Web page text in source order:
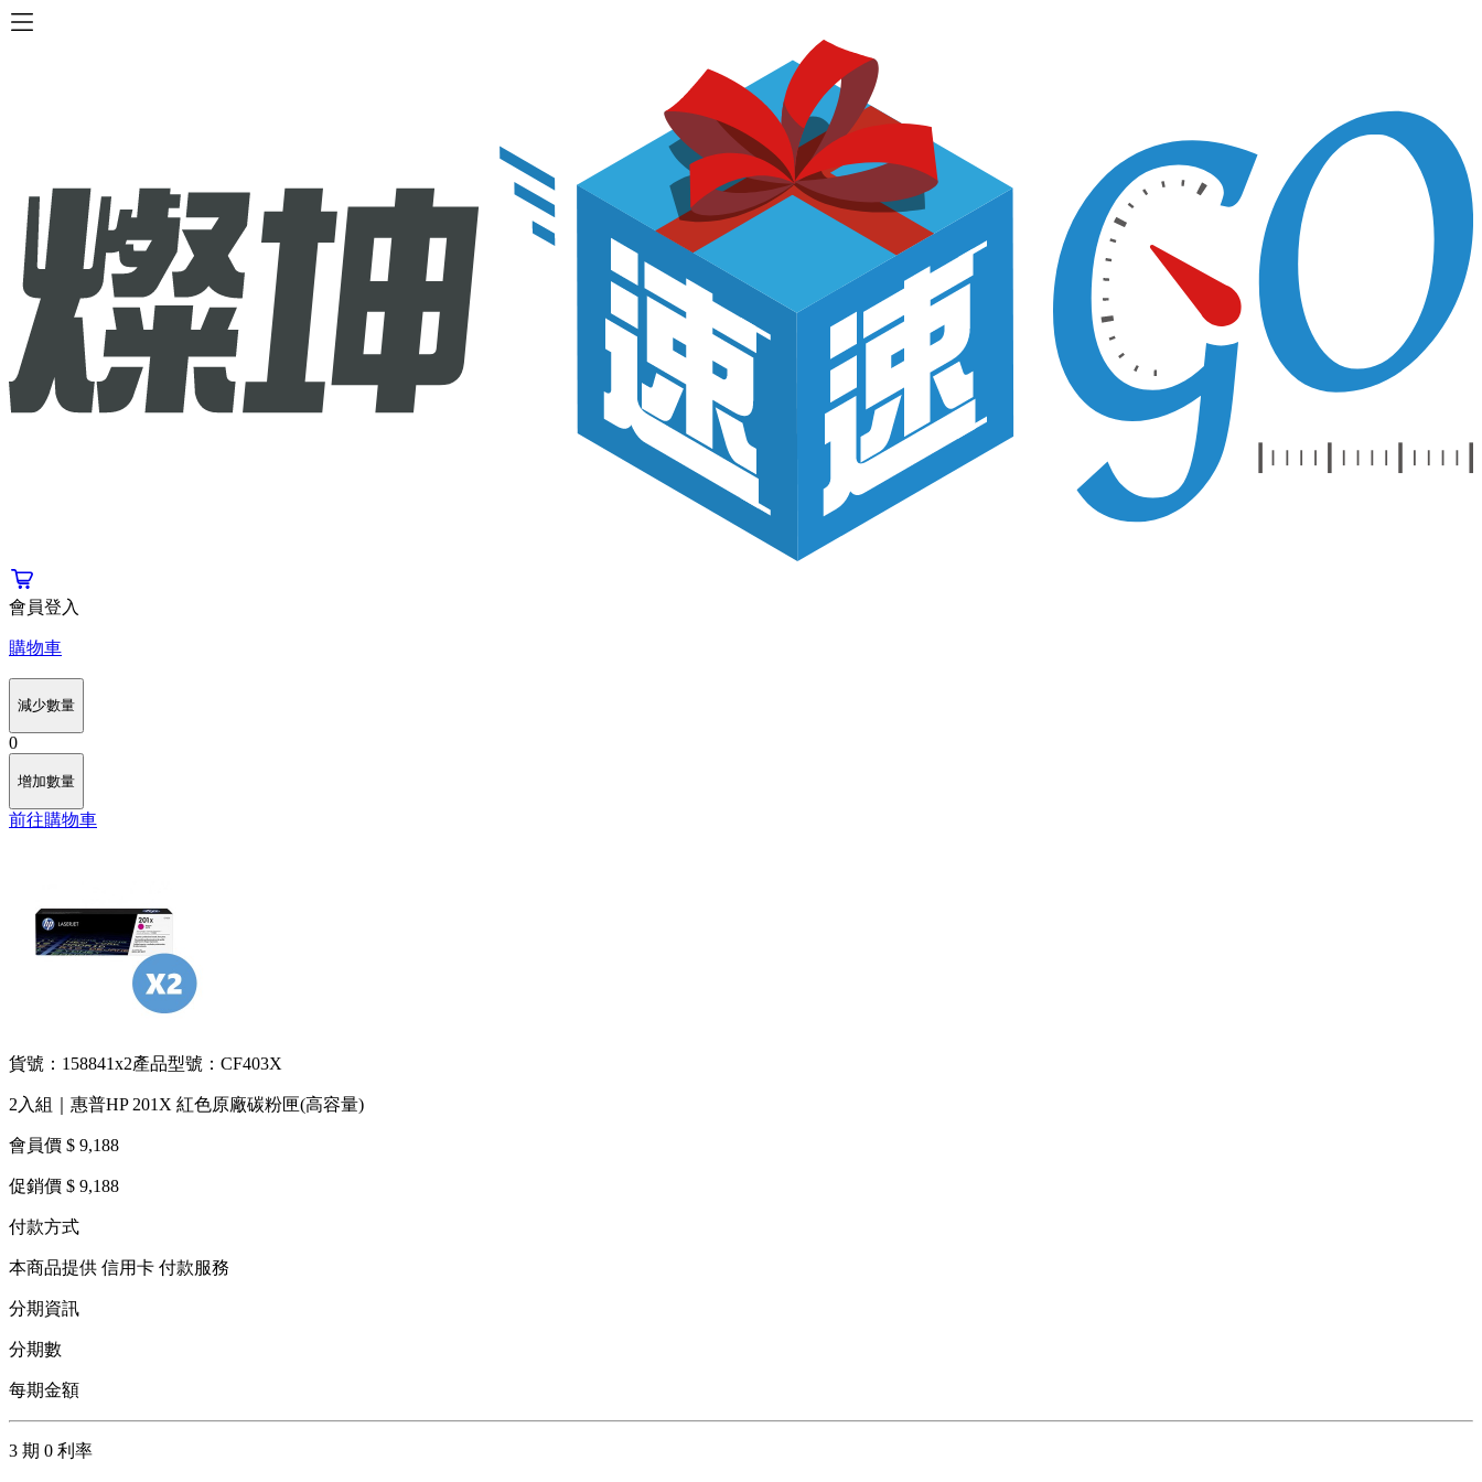
會員登入
購物車
減少數量
0
增加數量
前往購物車
貨號：158841x2產品型號：CF403X
2入組｜惠普HP 201X 紅色原廠碳粉匣(高容量)
會員價 $ 9,188
促銷價 $ 9,188
付款方式
本商品提供 信用卡 付款服務
分期資訊
分期數
每期金額
3 期 0 利率